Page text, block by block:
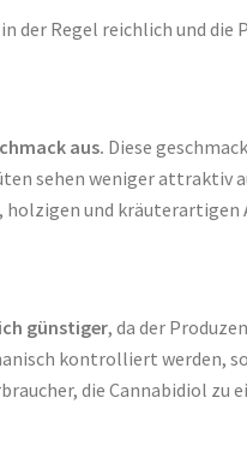
der Regel reichlich und die
aus. Diese
sehen weniger attraktiv
und kräuterartigen
günstiger, da der
kontrolliert werden,
die Cannabidiol zu